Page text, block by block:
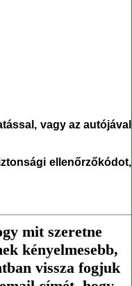
, vagy az autójával
ellenőrzőkódot,
mit szeretne
kényelmesebb,
vissza fogjuk